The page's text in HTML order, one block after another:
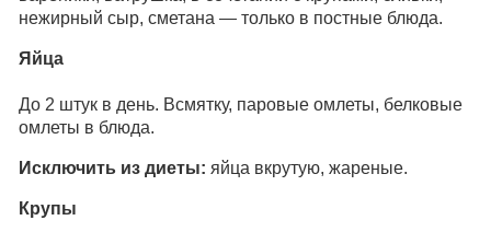
нежирный сыр, сметана — только в постные блюда.
Яйца
До 2 штук в день. Всмятку, паровые омлеты, белковые
омлеты в блюда.
Исключить из диеты: яйца вкрутую, жареные.
Крупы